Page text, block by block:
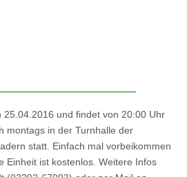
25.04.2016 und findet von 20:00 Uhr
montags in der Turnhalle der
statt. Einfach mal vorbeikommen
Einheit ist kostenlos. Weitere Infos